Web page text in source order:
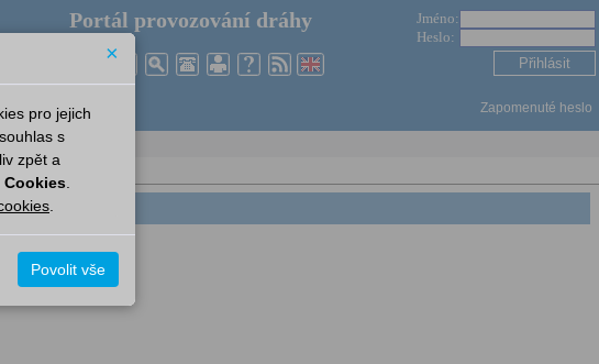
Portál provozování dráhy
Jméno:
Heslo:
Zapomenuté heslo
×
pro jejich
s
zpět a
Cookies
Povolit vše